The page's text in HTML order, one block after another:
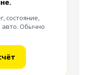
состояние,
авто. Обычно